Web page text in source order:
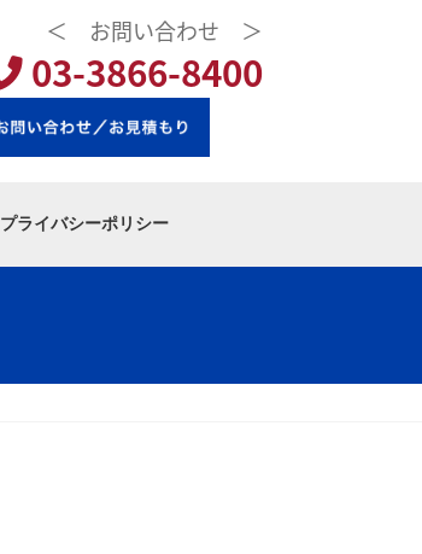
＜ お問い合わせ ＞
03-3866-8400
プライバシーポリシー